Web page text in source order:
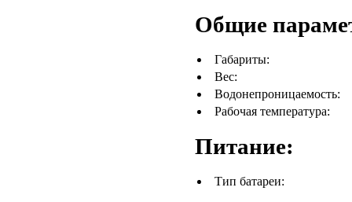
Общие
Габариты:
Вес:
Водонепроницаемость:
Рабочая температура:
Питание:
Тип батареи: